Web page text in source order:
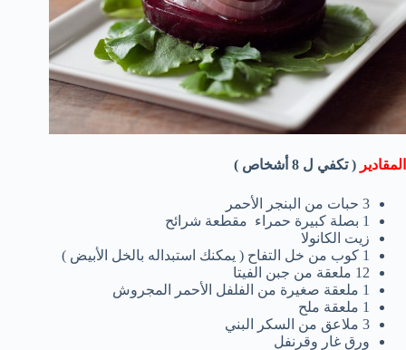
المقادير ( تكفي ل 8 أشخاص )
3 حبات من البنجر الأحمر
1 بصلة كبيرة حمراء مقطعة شرائح
زيت الكانولا
1 كوب من خل التفاح ( يمكنك استبداله بالخل الأبيض )
12 ملعقة من جبن الفيتا
1 ملعقة صغيرة من الفلفل الأحمر المجروش
1 ملعقة ملح
3 ملاعق من السكر البني
ورق غار وقرنفل